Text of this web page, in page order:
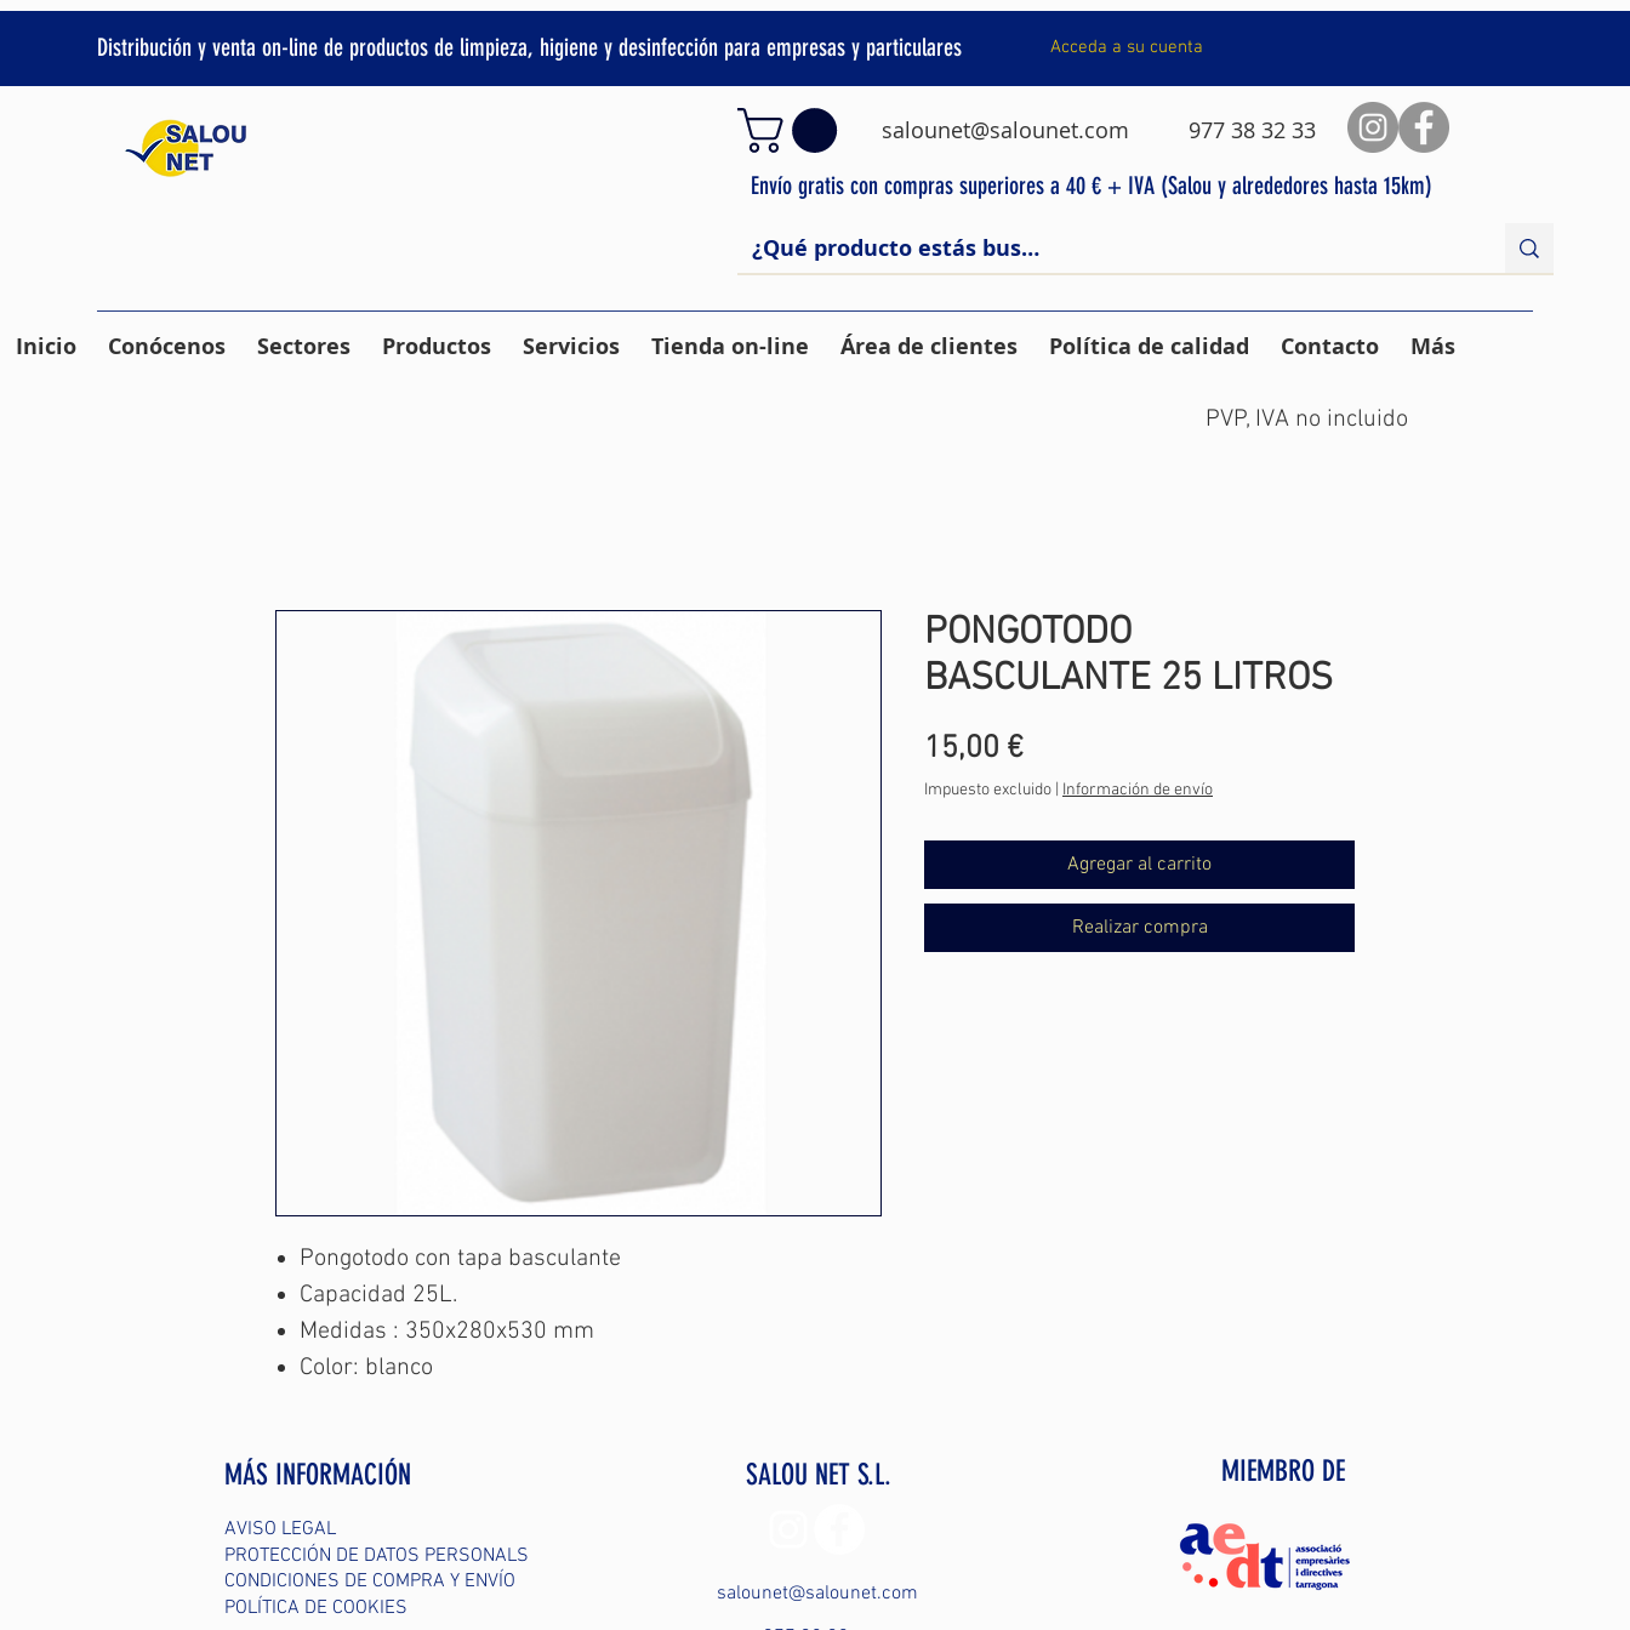
Distribución y venta on-line de productos de limpieza, higiene y desinfección para empresas y particulares Acceda a su cuenta
salounet@salounet.com
977 38 32 33
Envío gratis con compras superiores a 40 € + IVA (Salou y alrededores hasta 15km)
Inicio Conócenos Sectores Productos Servicios Tienda on-line Área de clientes Política de calidad Contacto Más
PVP, IVA no incluido
Pongotodo con tapa basculante
Capacidad 25L.
Medidas : 350x280x530 mm
Color: blanco
PONGOTODO
BASCULANTE 25 LITROS
15,00 €Precio
Impuesto excluido Información de envío
Agregar al carrito
Realizar compra
MÁS INFORMACIÓN
AVISO LEGAL
PROTECCIÓN DE DATOS PERSONALS
CONDICIONES DE COMPRA Y ENVÍO
POLÍTICA DE COOKIES
SALOU NET S.L.
salounet@salounet.com
MIEMBRO DE